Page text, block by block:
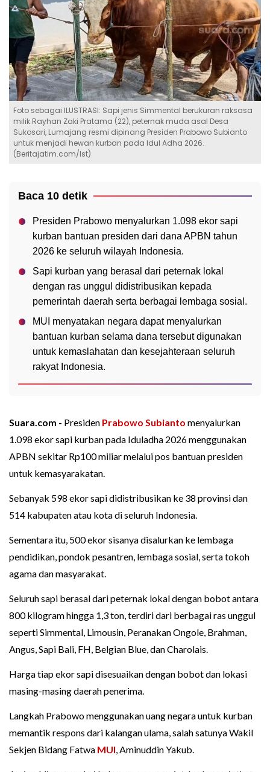
Foto sebagai ILUSTRASI: Sapi jenis Simmental berukuran raksasa
milik Rayhan Zaki Pratama (22), peternak muda asal Desa
Sukosari, Lumajang resmi dipinang Presiden Prabowo Subianto
untuk menjadi hewan kurban pada Idul Adha 2026.
(Beritajatim.com/Ist)
Baca 10 detik
Presiden Prabowo menyalurkan 1.098 ekor sapi
kurban bantuan presiden dari dana APBN tahun
2026 ke seluruh wilayah Indonesia.
Sapi kurban yang berasal dari peternak lokal
dengan ras unggul didistribusikan kepada
pemerintah daerah serta berbagai lembaga sosial.
MUI menyatakan negara dapat menyalurkan
bantuan kurban selama dana tersebut digunakan
untuk kemaslahatan dan kesejahteraan seluruh
rakyat Indonesia.
Suara.com - Presiden Prabowo Subianto menyalurkan
1.098 ekor sapi kurban pada Iduladha 2026 menggunakan
APBN sekitar Rp100 miliar melalui pos bantuan presiden
untuk kemasyarakatan.
Sebanyak 598 ekor sapi didistribusikan ke 38 provinsi dan
514 kabupaten atau kota di seluruh Indonesia.
Sementara itu, 500 ekor sisanya disalurkan ke lembaga
pendidikan, pondok pesantren, lembaga sosial, serta tokoh
agama dan masyarakat.
Seluruh sapi berasal dari peternak lokal dengan bobot antara
800 kilogram hingga 1,3 ton, terdiri dari berbagai ras unggul
seperti Simmental, Limousin, Peranakan Ongole, Brahman,
Angus, Sapi Bali, FH, Belgian Blue, dan Charolais.
Harga tiap ekor sapi disesuaikan dengan bobot dan lokasi
masing-masing daerah penerima.
Langkah Prabowo menggunakan uang negara untuk kurban
memantik respons dari kalangan ulama, salah satunya Wakil
Sekjen Bidang Fatwa MUI, Aminuddin Yakub.